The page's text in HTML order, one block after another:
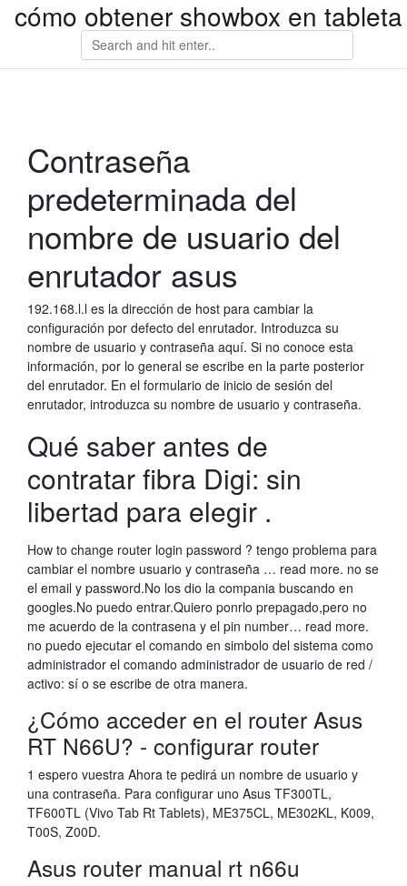
cómo obtener showbox en tableta
Contraseña
predeterminada del
nombre de usuario del
enrutador asus
192.168.l.l es la dirección de host para cambiar la
configuración por defecto del enrutador. Introduzca su
nombre de usuario y contraseña aquí. Si no conoce esta
información, por lo general se escribe en la parte posterior
del enrutador. En el formulario de inicio de sesión del
enrutador, introduzca su nombre de usuario y contraseña.
Qué saber antes de
contratar fibra Digi: sin
libertad para elegir .
How to change router login password ? tengo problema para
cambiar el nombre usuario y contraseña … read more. no se
el email y password.No los dio la compania buscando en
googles.No puedo entrar.Quiero ponrlo prepagado,pero no
me acuerdo de la contrasena y el pin number… read more.
no puedo ejecutar el comando en simbolo del sistema como
administrador el comando administrador de usuario de red /
activo: sí o se escribe de otra manera.
¿Cómo acceder en el router Asus
RT N66U? - configurar router
1 espero vuestra Ahora te pedirá un nombre de usuario y
una contraseña. Para configurar uno Asus TF300TL,
TF600TL (Vivo Tab Rt Tablets), ME375CL, ME302KL, K009,
T00S, Z00D.
Asus router manual rt n66u